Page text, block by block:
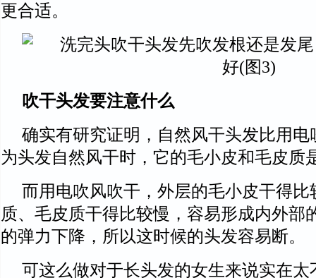
更合适。
吹干头发要注意什么
确实有研究证明，自然风干头发比用电
为头发自然风干时，它的毛小皮和毛皮质
而用电吹风吹干，外层的毛小皮干得比
质、毛皮质干得比较慢，容易形成内外部
的弹力下降，所以这时候的头发容易断。
可这么做对于长头发的女生来说实在太